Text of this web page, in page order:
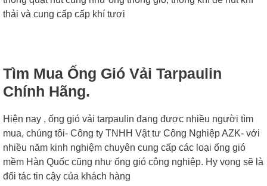
thải và cung cấp cấp khí tươi
Tìm Mua Ống Gió Vải Tarpaulin
Chính Hãng.
Hiện nay , ống gió vải tarpaulin đang được nhiều người tìm
mua, chúng tôi- Công ty TNHH Vật tư Công Nghiệp AZK- với
nhiều năm kinh nghiệm chuyên cung cấp các loại ống gió
mềm Hàn Quốc cũng như ống gió công nghiệp. Hy vọng sẽ là
đối tác tin cậy của khách hàng